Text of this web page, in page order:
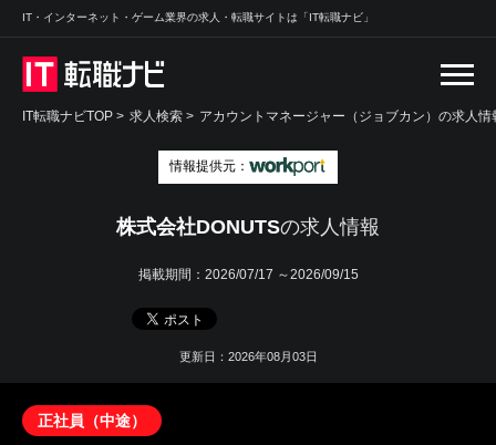
IT・インターネット・ゲーム業界の求人・転職サイトは「IT転職ナビ」
IT転職ナビTOP > 求人検索 > アカウントマネージャー（ジョブカン）の求人情
情報提供元：
株式会社DONUTSの求人情報
掲載期間： 2026/07/17 ～2026/09/15
更新日：2026年08月03日
正社員（中途）